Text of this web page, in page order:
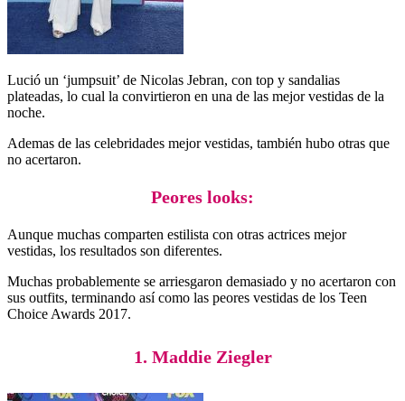
Lució un ‘jumpsuit’ de Nicolas Jebran, con top y sandalias
plateadas, lo cual la convirtieron en una de las mejor vestidas de la
noche.
Ademas de las celebridades mejor vestidas, también hubo otras que
no acertaron.
Peores looks:
Aunque muchas comparten estilista con otras actrices mejor
vestidas, los resultados son diferentes.
Muchas probablemente se arriesgaron demasiado y no acertaron con
sus outfits, terminando así como las peores vestidas de los Teen
Choice Awards 2017.
1. Maddie Ziegler